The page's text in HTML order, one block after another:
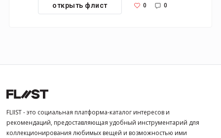
открыть флист 0 0
FLIIST - это социальная платформа-каталог интересов и
рекомендаций, предоставляющая удобный инструментарий для
коллекционирования любимых вещей и возможностью ими